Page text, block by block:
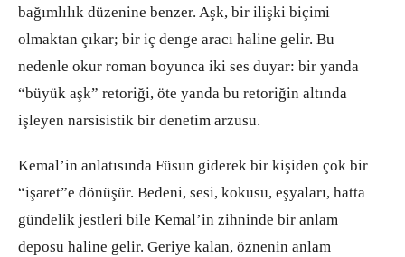
bağımlılık düzenine benzer. Aşk, bir ilişki biçimi
olmaktan çıkar; bir iç denge aracı haline gelir. Bu
nedenle okur roman boyunca iki ses duyar: bir yanda
“büyük aşk” retoriği, öte yanda bu retoriğin altında
işleyen narsisistik bir denetim arzusu.
Kemal’in anlatısında Füsun giderek bir kişiden çok bir
“işaret”e dönüşür. Bedeni, sesi, kokusu, eşyaları, hatta
gündelik jestleri bile Kemal’in zihninde bir anlam
deposu haline gelir. Geriye kalan, öznenin anlam